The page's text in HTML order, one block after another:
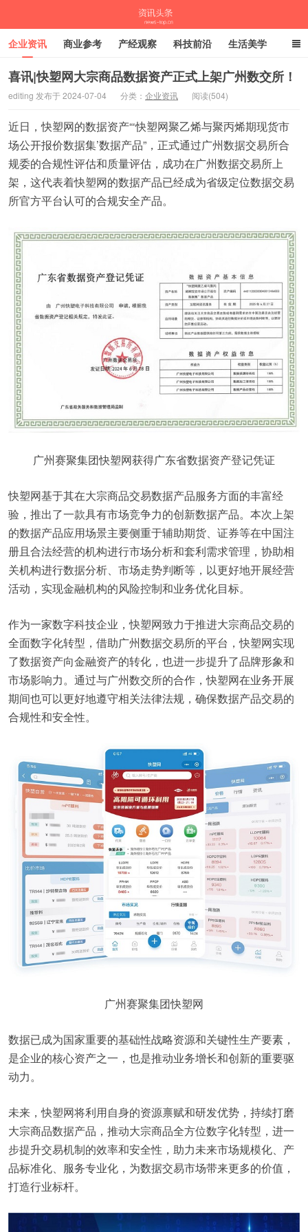
企业资讯 商业参考 产经观察 科技前沿 生活美学
时尚潮流 母婴亲子 专栏
喜讯|快塑网大宗商品数据资产正式上架广州数交所！
editing 发布于 2024-07-04 分类： 企业资讯 阅读(504)
近日，快塑网的数据资产“‘快塑网聚乙烯与聚丙烯期现货市
场公开报价数据集’数据产品”，正式通过广州数据交易所合
规委的合规性评估和质量评估，成功在广州数据交易所上
架，这代表着快塑网的数据产品已经成为省级定位数据交易
所官方平台认可的合规安全产品。
广州赛聚集团快塑网获得广东省数据资产登记凭证
快塑网基于其在大宗商品交易数据产品服务方面的丰富经
验，推出了一款具有市场竞争力的创新数据产品。本次上架
的数据产品应用场景主要侧重于辅助期货、证券等在中国注
册且合法经营的机构进行市场分析和套利需求管理，协助相
关机构进行数据分析、市场走势判断等，以更好地开展经营
活动，实现金融机构的风险控制和业务优化目标。
作为一家数字科技企业，快塑网致力于推进大宗商品交易的
全面数字化转型，借助广州数据交易所的平台，快塑网实现
了数据资产向金融资产的转化，也进一步提升了品牌形象和
市场影响力。通过与广州数交所的合作，快塑网在业务开展
期间也可以更好地遵守相关法律法规，确保数据产品交易的
合规性和安全性。
广州赛聚集团快塑网
数据已成为国家重要的基础性战略资源和关键性生产要素，
是企业的核心资产之一，也是推动业务增长和创新的重要驱
动力。
未来，快塑网将利用自身的资源禀赋和研发优势，持续打磨
大宗商品数据产品，推动大宗商品全方位数字化转型，进一
步提升交易机制的效率和安全性，助力未来市场规模化、产
品标准化、服务专业化，为数据交易市场带来更多的价值，
打造行业标杆。